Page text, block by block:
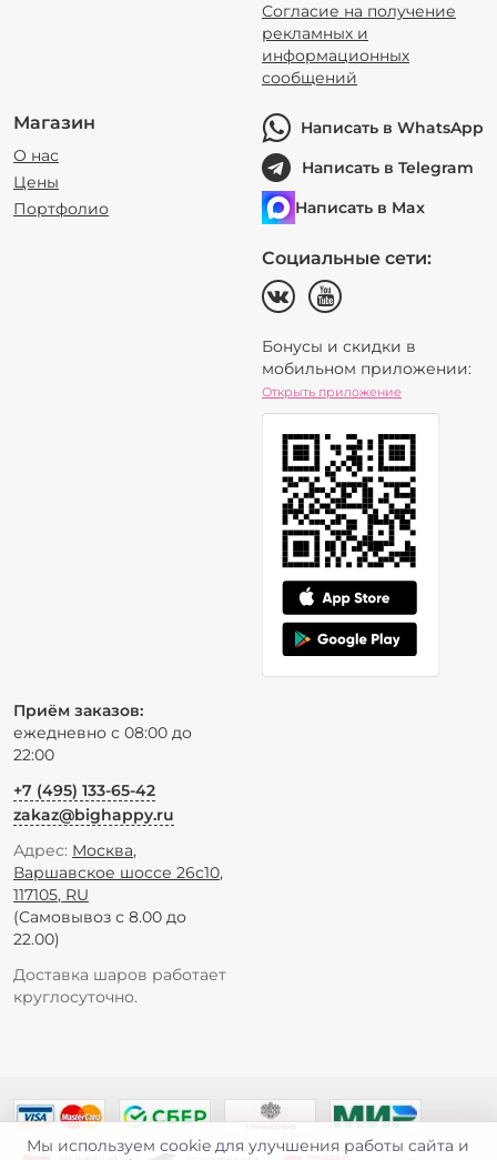
Согласие на получение
рекламных и
информационных
сообщений
Магазин
О нас
Цены
Портфолио
Написать в WhatsApp
Написать в Telegram
Написать в Max
Социальные сети:
Бонусы и скидки в
мобильном приложении:
Открыть приложение
Приём заказов:
ежедневно с 08:00 до
22:00
+7 (495) 133-65-42
zakaz@bighappy.ru
Адрес: Москва,
Варшавское шоссе 26с10,
117105, RU
(Самовывоз с 8.00 до
22.00)
Доставка шаров работает
круглосуточно.
Мы используем cookie для улучшения работы сайта и